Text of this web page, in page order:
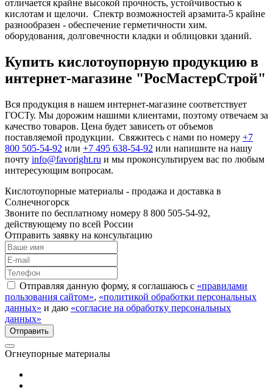
отличается крайне высокой прочность, устойчивостью к
кислотам и щелочи. Спектр возможностей арзамита-5 крайне
разнообразен - обеспечение герметичности хим.
оборудования, долговечности кладки и облицовки зданий.
Купить кислотоупорную продукцию в
интернет-магазине "РосМастерСтрой"
Вся продукция в нашем интернет-магазине соответствует
ГОСТу. Мы дорожим нашими клиентами, поэтому отвечаем за
качество товаров. Цена будет зависеть от объемов
поставляемой продукции. Свяжитесь с нами по номеру +7
800 505-54-92 или +7 495 638-54-92 или напишите на нашу
почту info@favoright.ru и мы проконсультируем вас по любым
интересующим вопросам.
Кислотоупорные материалы - продажа и доставка в
Солнечногорск
Звоните по бесплатному номеру 8 800 505-54-92,
действующему по всей России
Отправить заявку на консультацию
Отправляя данную форму, я соглашаюсь с «правилами
пользования сайтом», «политикой обработки персональных
данных» и даю «согласие на обработку персональных
данных»
Огнеупорные материалы